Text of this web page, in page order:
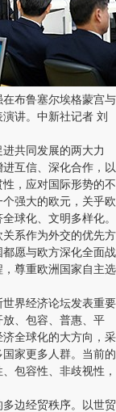
布鲁塞尔埃格蒙宫与
讲。中新社记者 刘
共同发展的两大力
互信、深化合作，以
，应对国际形势的不
强大的欧元，关乎欧
球化、文明多样化。
系作为外交的优先方
愿与欧方深化全面战
尊重欧洲国家自主选
界经济论坛发表重要
、包容、普惠、平
全球化的大方向，采
家更多人群。当前的
包容性、非歧视性，
边经贸秩序。以世贸